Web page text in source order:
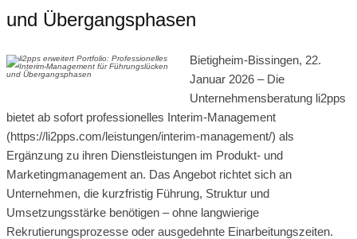
und Übergangsphasen
Bietigheim-Bissingen, 22.
Januar 2026 – Die
Unternehmensberatung li2pps
bietet ab sofort professionelles Interim-Management
(https://li2pps.com/leistungen/interim-management/) als
Ergänzung zu ihren Dienstleistungen im Produkt- und
Marketingmanagement an. Das Angebot richtet sich an
Unternehmen, die kurzfristig Führung, Struktur und
Umsetzungsstärke benötigen – ohne langwierige
Rekrutierungsprozesse oder ausgedehnte Einarbeitungszeiten.